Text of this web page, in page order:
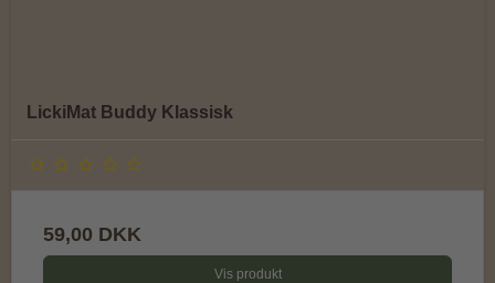
LickiMat Buddy Klassisk
59,00 DKK
Vis produkt